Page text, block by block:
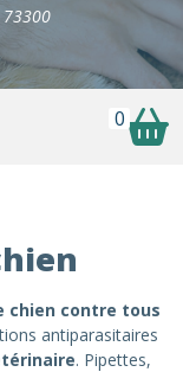
73300
0
chien contre tous
antiparasitaires
. Pipettes,